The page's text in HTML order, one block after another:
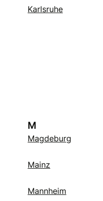
Karlsruhe
M
Magdeburg
Mainz
Mannheim